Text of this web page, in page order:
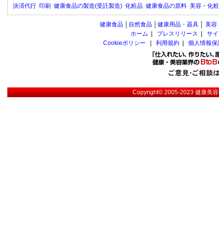
決済代行 印刷 健康食品の製造(受託製造) 化粧品 健康食品の原料 美容・化
健康食品 自然食品 健康用品・器具 美容
ホーム
プレスリリース
サ
Cookieポリシー
利用規約 個人情報
Copyright© 2005-2023健康美